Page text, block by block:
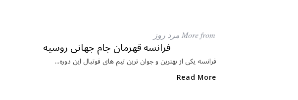
e
b
oo
e
r ar
in
More from مرد روز
فرانسه قهرمان جام جهانی روسیه
فرانسه یکی از بهترین و جوان ترین تیم های فوتبال این دوره...
Read More